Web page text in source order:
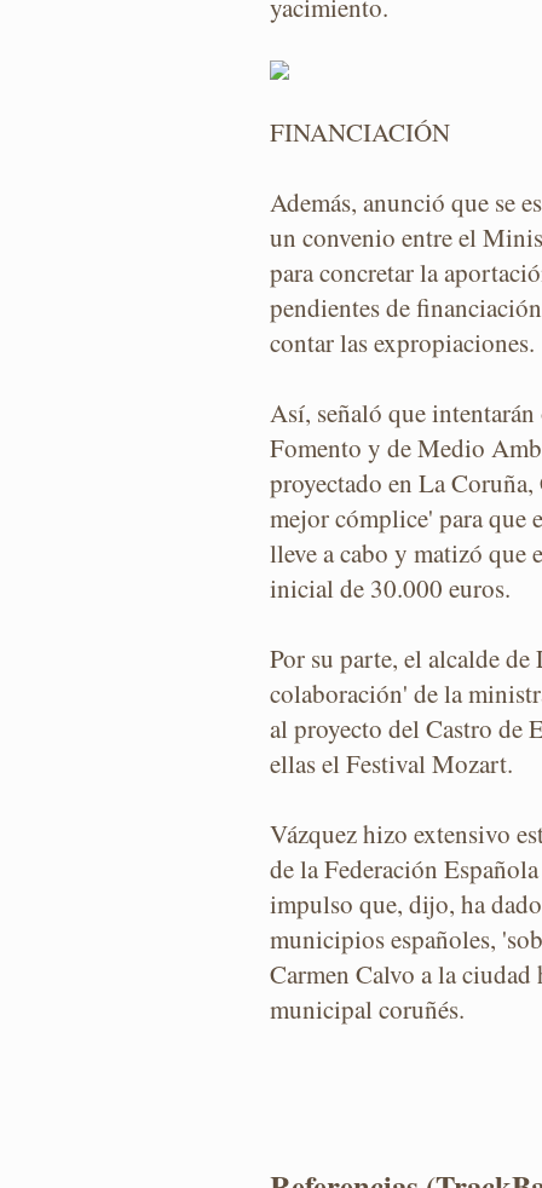
yacimiento.
FINANCIACIÓN
Además, anunció que se
un convenio entre el
para concretar la
pendientes de
contar las expropiaciones.
Así, señaló que
Fomento y de Medio
proyectado en La
mejor cómplice' para que
lleve a cabo y matizó que
inicial de 30.000 euros.
Por su parte, el alcalde
colaboración' de la
al proyecto del Castro de
ellas el Festival Mozart.
Vázquez hizo extensivo
de la Federación
impulso que, dijo, ha
municipios españoles,
Carmen Calvo a la
municipal coruñés.